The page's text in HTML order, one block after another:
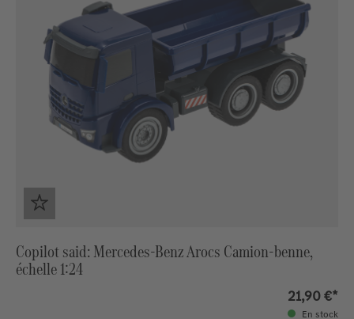
Copilot said: Mercedes-Benz Arocs Camion-benne,
échelle 1:24
21,90 €*
En stock